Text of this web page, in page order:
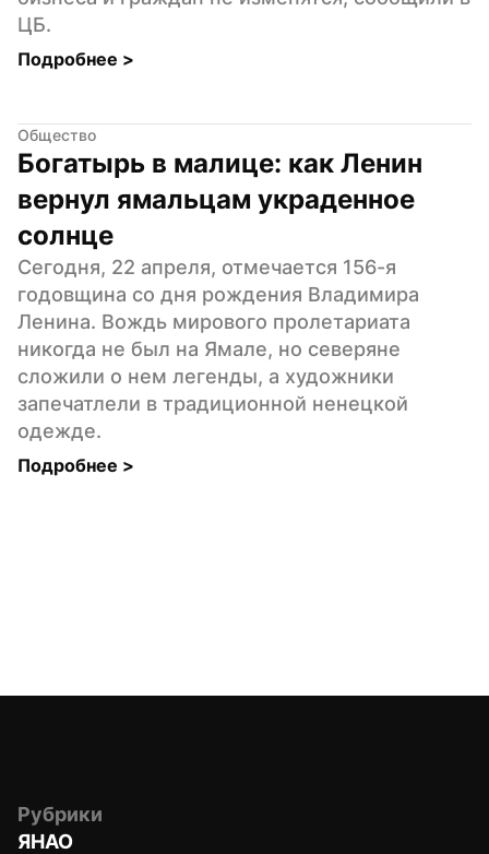
ЦБ.
Подробнее >
Общество
Богатырь в малице: как Ленин
вернул ямальцам украденное
солнце
Сегодня, 22 апреля, отмечается 156-я
годовщина со дня рождения Владимира
Ленина. Вождь мирового пролетариата
никогда не был на Ямале, но северяне
сложили о нем легенды, а художники
запечатлели в традиционной ненецкой
одежде.
Подробнее >
Рубрики
ЯНАО